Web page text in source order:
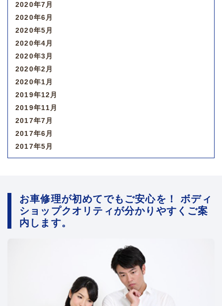
2020年7月
2020年6月
2020年5月
2020年4月
2020年3月
2020年2月
2020年1月
2019年12月
2019年11月
2017年7月
2017年6月
2017年5月
お車修理が初めてでもご安心を！ ボディ
ショップクオリティが分かりやすくご案
内します。